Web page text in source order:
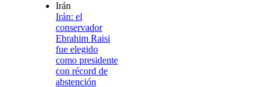
Irán
Irán: el
conservador
Ebrahim Raisi
fue elegido
como presidente
con récord de
abstención